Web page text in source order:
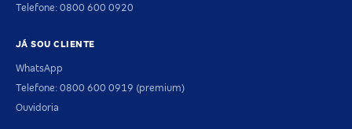
Telefone: 0800 600 0920
JÁ SOU CLIENTE
WhatsApp
Telefone: 0800 600 0919 (premium)
Ouvidoria